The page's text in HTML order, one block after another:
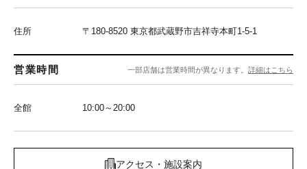
住所 〒180-8520 東京都武蔵野市吉祥寺本町1-5-1
営業時間 一部店舗は営業時間が異なります。 詳細はこちら
全館 10:00～20:00
アクセス・施設案内